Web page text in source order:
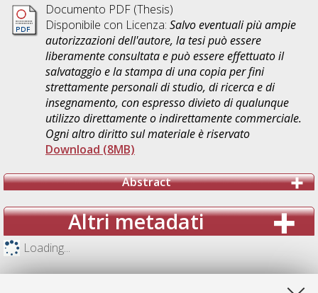
Documento PDF (Thesis)
Disponibile con Licenza: Salvo eventuali più ampie
autorizzazioni dell'autore, la tesi può essere
liberamente consultata e può essere effettuato il
salvataggio e la stampa di una copia per fini
strettamente personali di studio, di ricerca e di
insegnamento, con espresso divieto di qualunque
utilizzo direttamente o indirettamente commerciale.
Ogni altro diritto sul materiale è riservato
Download (8MB)
Abstract
Altri metadati
Loading...